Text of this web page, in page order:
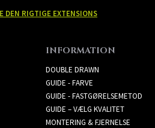
DEN RIGTIGE EXTENSIONS
INFORMATION
DOUBLE DRAWN
GUIDE - FARVE
GUIDE - FASTGØRELSEMETOD
GUIDE – VÆLG KVALITET
MONTERING & FJERNELSE